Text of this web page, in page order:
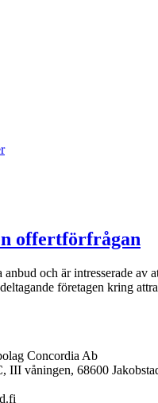
offertförfrågan
och är intresserade
företagen kring
Concordia Ab
III våningen, 68600